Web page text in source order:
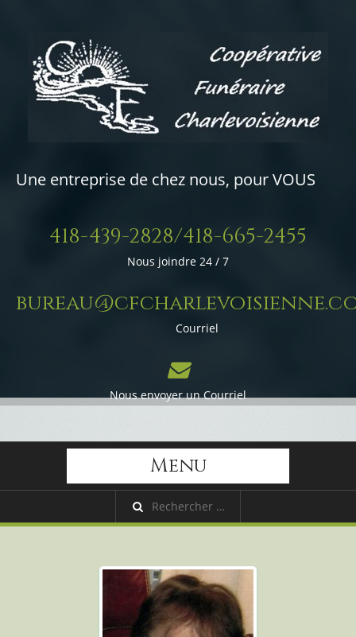
Une entreprise de chez nous, pour VOUS
418-439-2828/418-665-2455
Nous joindre 24 / 7
Courriel
Nous envoyer un Courriel
Menu